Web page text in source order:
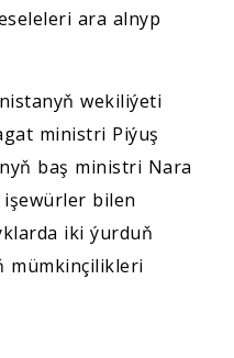
ara alnyp
wekiliýeti
ministri Piýuş
baş ministri Nara
bilen
iki ýurduň
mümkinçilikleri